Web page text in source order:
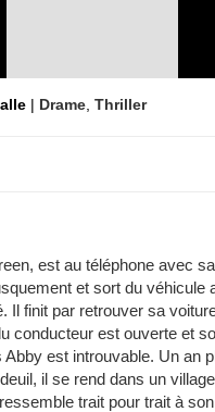
| Drame Thriller
est au téléphone avec
et sort du véhicule
Il finit par retrouver sa
conducteur est ouverte et
Abby est introuvable. Un an
il se rend dans un
trait pour trait à